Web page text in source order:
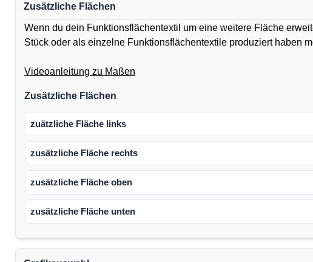
Zusätzliche Flächen
Wenn du dein Funktionsflächentextil um eine weitere Fläche
Stück oder als einzelne Funktionsflächentextile produziert haben
Videoanleitung zu Maßen
Zusätzliche Flächen
zuätzliche Fläche links
zusätzliche Fläche rechts
zusätzliche Fläche oben
zusätzliche Fläche unten